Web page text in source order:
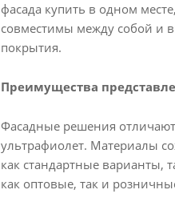
фасада купить в одном
совместимы между собой и
покрытия.
Преимущества
Фасадные решения
ультрафиолет. Материалы
как стандартные
как оптовые, так и